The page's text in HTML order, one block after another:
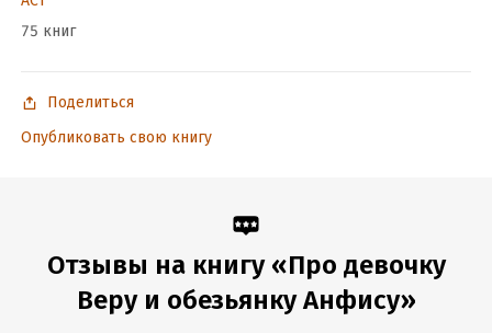
75 книг
Поделиться
Опубликовать свою книгу
Отзывы на книгу «Про девочку
Веру и обезьянку Анфису»